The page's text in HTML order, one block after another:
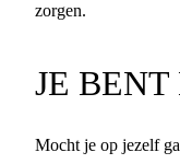
zorgen.
JE
Mocht je op jezelf